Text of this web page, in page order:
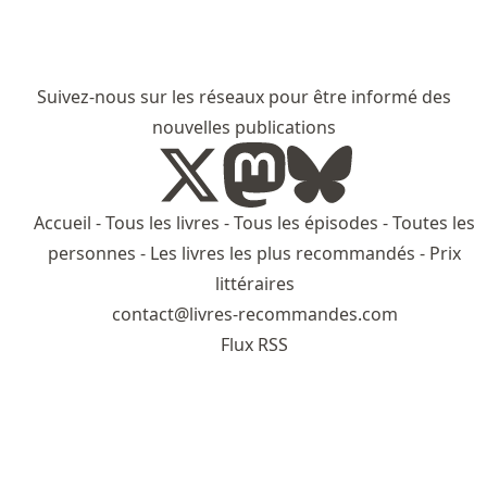
Suivez-nous sur les réseaux pour être informé des
nouvelles publications
Accueil -Tous les livres -Tous les épisodes -Toutes les
personnes - Les livres les plus recommandés - Prix
littéraires
contact@livres-recommandes.com
Flux RSS